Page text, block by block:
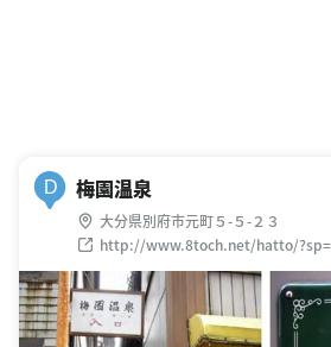
D 梅園温泉
大分県別府市元町５-５-２３
http://www.8toch.net/hatto/